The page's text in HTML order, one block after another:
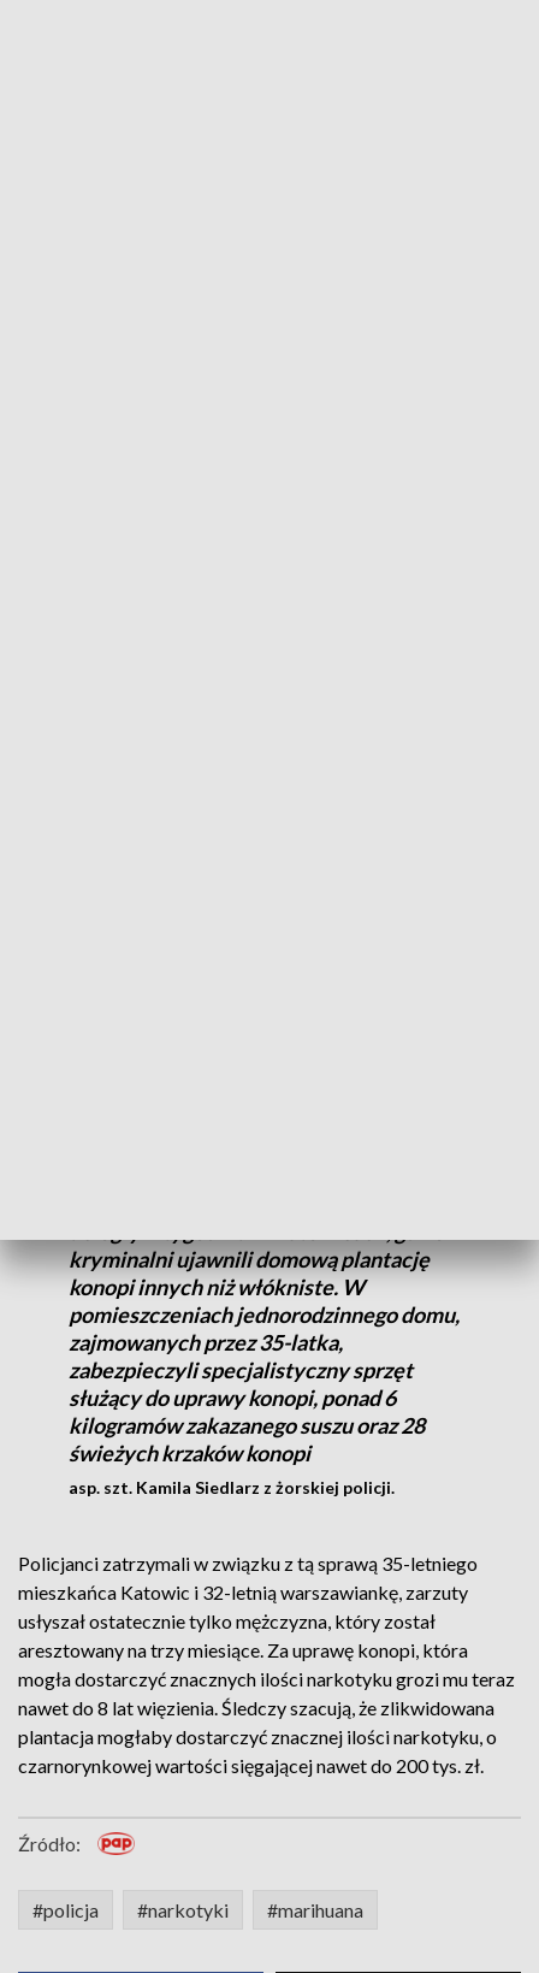
kryminalni ujawnili domową plantację
konopi innych niż włókniste. W
pomieszczeniach jednorodzinnego domu,
zajmowanych przez 35-latka,
zabezpieczyli specjalistyczny sprzęt
służący do uprawy konopi, ponad 6
kilogramów zakazanego suszu oraz 28
świeżych krzaków konopi
asp. szt. Kamila Siedlarz z żorskiej policji.
Policjanci zatrzymali w związku z tą sprawą 35-letniego
mieszkańca Katowic i 32-letnią warszawiankę, zarzuty
usłyszał ostatecznie tylko mężczyzna, który został
aresztowany na trzy miesiące. Za uprawę konopi, która
mogła dostarczyć znacznych ilości narkotyku grozi mu teraz
nawet do 8 lat więzienia. Śledczy szacują, że zlikwidowana
plantacja mogłaby dostarczyć znacznej ilości narkotyku, o
czarnorynkowej wartości sięgającej nawet do 200 tys. zł.
Źródło:
#policja #narkotyki #marihuana